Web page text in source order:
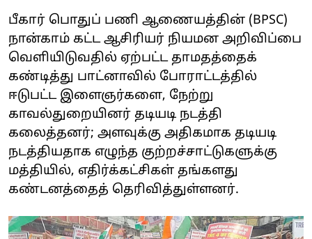
பீகார் பொதுப் பணி ஆணையத்தின் (BPSC)
நான்காம் கட்ட ஆசிரியர் நியமன அறிவிப்பை
வெளியிடுவதில் ஏற்பட்ட தாமதத்தைக்
கண்டித்து பாட்னாவில் போராட்டத்தில்
ஈடுபட்ட இளைஞர்களை, நேற்று
காவல்துறையினர் தடியடி நடத்தி
கலைத்தனர்; அளவுக்கு அதிகமாக தடியடி
நடத்தியதாக எழுந்த குற்றச்சாட்டுகளுக்கு
மத்தியில், எதிர்க்கட்சிகள் தங்களது
கண்டனத்தைத் தெரிவித்துள்ளனர்.